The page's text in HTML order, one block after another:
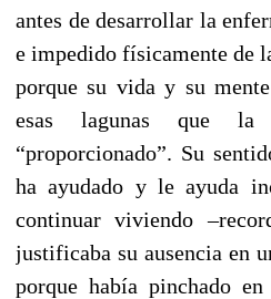
antes de desarrollar la
e impedido físicamente de
porque su vida y su
esas lagunas que la
“proporcionado”. Su
ha ayudado y le ayuda
continuar viviendo
justificaba su ausencia en
porque había pinchado